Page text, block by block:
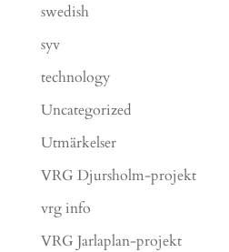
swedish
syv
technology
Uncategorized
Utmärkelser
VRG Djursholm-projekt
vrg info
VRG Jarlaplan-projekt